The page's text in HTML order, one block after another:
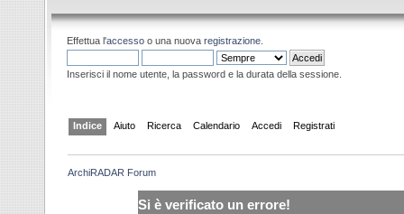
Effettua l'accesso o una nuova registrazione.
Inserisci il nome utente, la password e la durata della sessione.
Indice Aiuto Ricerca Calendario Accedi Registrati
ArchiRADAR Forum
Si è verificato un errore!